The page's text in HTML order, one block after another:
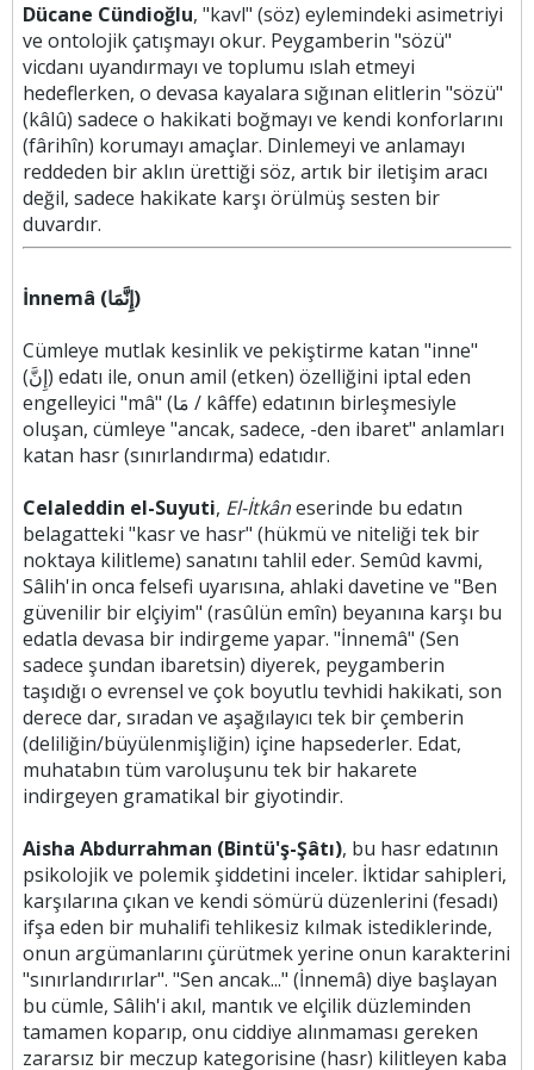
Dücane Cündioğlu, "kavl" (söz) eylemindeki asimetriyi
ve ontolojik çatışmayı okur. Peygamberin "sözü"
vicdanı uyandırmayı ve toplumu ıslah etmeyi
hedeflerken, o devasa kayalara sığınan elitlerin "sözü"
(kâlû) sadece o hakikati boğmayı ve kendi konforlarını
(fârihîn) korumayı amaçlar. Dinlemeyi ve anlamayı
reddeden bir aklın ürettiği söz, artık bir iletişim aracı
değil, sadece hakikate karşı örülmüş sesten bir
duvardır.
İnnemâ (إِنَّمَا)
Cümleye mutlak kesinlik ve pekiştirme katan "inne"
(إِنَّ) edatı ile, onun amil (etken) özelliğini iptal eden
engelleyici "mâ" (مَا / kâffe) edatının birleşmesiyle
oluşan, cümleye "ancak, sadece, -den ibaret" anlamları
katan hasr (sınırlandırma) edatıdır.
Celaleddin el-Suyuti, El-İtkâneserinde bu edatın
belagatteki "kasr ve hasr" (hükmü ve niteliği tek bir
noktaya kilitleme) sanatını tahlil eder. Semûd kavmi,
Sâlih'in onca felsefi uyarısına, ahlaki davetine ve "Ben
güvenilir bir elçiyim" (rasûlün emîn) beyanına karşı bu
edatla devasa bir indirgeme yapar. "İnnemâ" (Sen
sadece şundan ibaretsin) diyerek, peygamberin
taşıdığı o evrensel ve çok boyutlu tevhidi hakikati, son
derece dar, sıradan ve aşağılayıcı tek bir çemberin
(deliliğin/büyülenmişliğin) içine hapsederler. Edat,
muhatabın tüm varoluşunu tek bir hakarete
indirgeyen gramatikal bir giyotindir.
Aisha Abdurrahman (Bintü'ş-Şâtı), bu hasr edatının
psikolojik ve polemik şiddetini inceler. İktidar sahipleri,
karşılarına çıkan ve kendi sömürü düzenlerini (fesadı)
ifşa eden bir muhalifi tehlikesiz kılmak istediklerinde,
onun argümanlarını çürütmek yerine onun karakterini
"sınırlandırırlar". "Sen ancak..." (İnnemâ) diye başlayan
bu cümle, Sâlih'i akıl, mantık ve elçilik düzleminden
tamamen koparıp, onu ciddiye alınmaması gereken
zararsız bir meczup kategorisine (hasr) kilitleyen kaba